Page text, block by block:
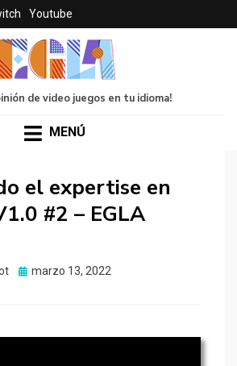
Youtube
de video juegos en tu idioma!
MENÚ
el expertise en
#2 – EGLA
Publicado
marzo 13, 2022